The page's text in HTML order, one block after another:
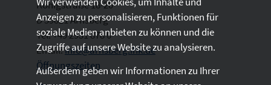
Königstraße 18-20
D 59821 Arnsberg
Tel: +49 2931 878 0
Email:info@arnsberg.ihk.de
Öffnungszeiten
Anzeigen zu personalisieren, Funktionen für
soziale Medien anbieten zu können und die
Zugriffe auf unsere Website zu analysieren.
Außerdem geben wir Informationen zu Ihrer